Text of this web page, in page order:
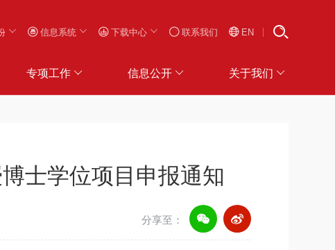
信息系统 下载中心 联系我们 EN
专项工作 信息公开 关于我们
士学位项目申报通知
分享至：